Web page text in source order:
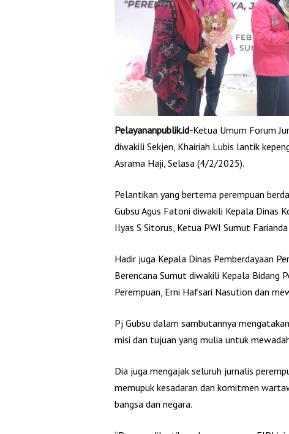
Pelayananpublik.id-Ketua Umum Forum
diwakili Sekjen, Khairiah Lubis lantik
Asrama Haji, Selasa (4/2/2025).
Pelantikan yang bertema perempuan
Gubsu Agus Fatoni diwakili Kepala Dinas
Ilyas S Sitorus, Ketua PWI Sumut
Hadir juga Kepala Dinas Pemberdayaan
Berencana Sumut diwakili Kepala Bidang
Perempuan, Erni Hafsari Nasution dan
Pj Gubsu dalam sambutannya
misi dan tujuan yang mulia untuk
Dia juga mengajak seluruh jurnalis
memupuk kesadaran dan komitmen
bangsa dan negara.